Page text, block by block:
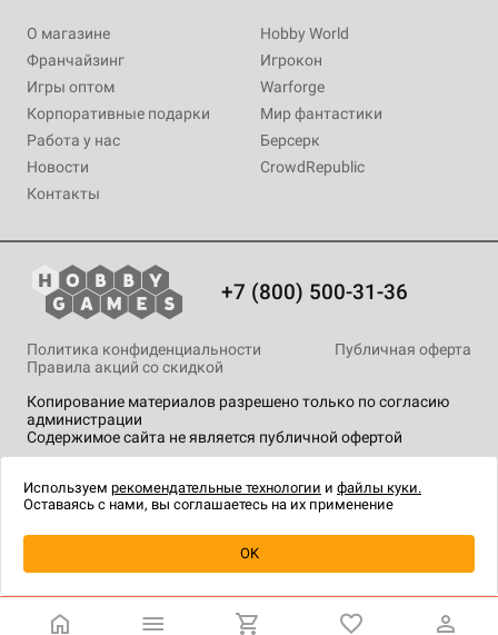
Купить| 1 620 ₽
О магазине
Франчайзинг
Игры оптом
Корпоративные подарки
Работа у нас
Новости
Контакты
Hobby World
Игрокон
Warforge
Мир фантастики
Берсерк
CrowdRepublic
+7 (800) 500-31-36
Копирование материалов разрешено только по согласию
администрации
Содержимое сайта не является публичной офертой
Политика конфиденциальности
Публичная оферта
Правила акций со скидкой
технологии.
Используем рекомендательные технологии и файлы куки.
Оставаясь с нами, вы соглашаетесь на их применение
OK